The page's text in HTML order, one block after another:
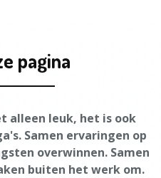
pagina
alleen leuk, het is ook
Samen ervaringen op
overwinnen. Samen
buiten het werk om.